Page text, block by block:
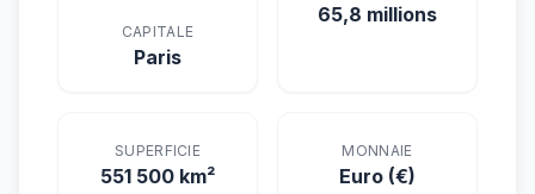
CAPITALE
Paris
65,8 millions
SUPERFICIE
551 500 km²
MONNAIE
Euro (€)